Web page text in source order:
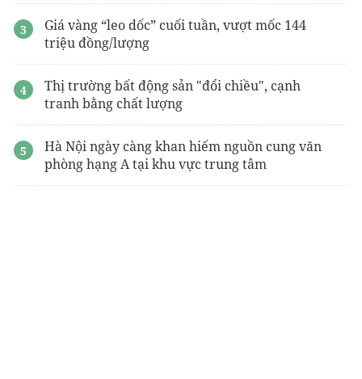
Giá vàng “leo dốc” cuối tuần, vượt mốc 144
triệu đồng/lượng
Thị trường bất động sản "đổi chiều", cạnh
tranh bằng chất lượng
Hà Nội ngày càng khan hiếm nguồn cung văn
phòng hạng A tại khu vực trung tâm